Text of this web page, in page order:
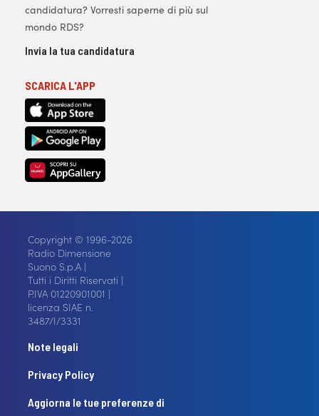
candidatura? Vorresti saperne di più sul
mondo RDS?
Invia la tua candidatura
SCARICA L'APP
Copyright © 1996-2026
Radio Dimensione
Suono S.p.A |
Tutti i Diritti Riservati |
P.IVA 01220901001 |
licenza SIAE n.
3487/I/3331
Note legali
Privacy Policy
Aggiorna le tue preferenze di